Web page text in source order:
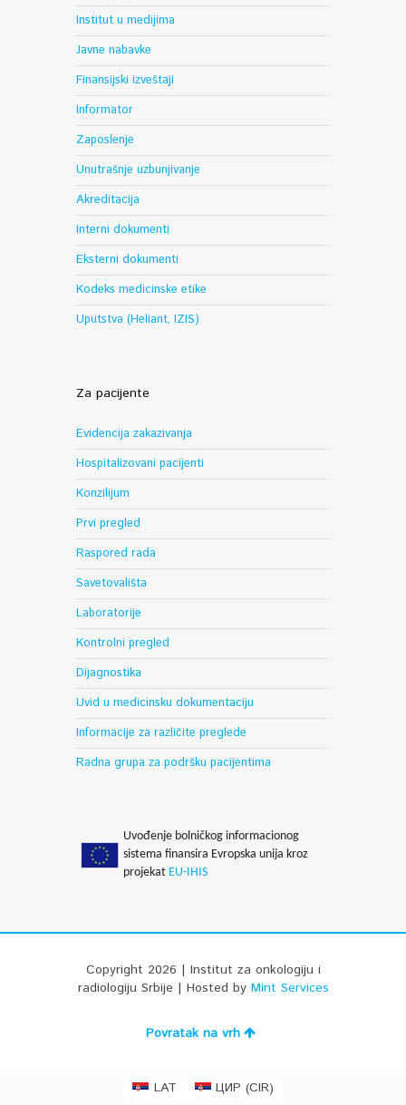
Institut u medijima
Javne nabavke
Finansijski izveštaji
Informator
Zaposlenje
Unutrašnje uzbunjivanje
Akreditacija
Interni dokumenti
Eksterni dokumenti
Kodeks medicinske etike
Uputstva (Heliant, IZIS)
Za pacijente
Evidencija zakazivanja
Hospitalizovani pacijenti
Konzilijum
Prvi pregled
Raspored rada
Savetovališta
Laboratorije
Kontrolni pregled
Dijagnostika
Uvid u medicinsku dokumentaciju
Informacije za različite preglede
Radna grupa za podršku pacijentima
Uvođenje bolničkog informacionog
sistema finansira Evropska unija kroz
projekat EU-IHIS
Copyright 2026 | Institut za onkologiju i
radiologiju Srbije | Hosted by Mint Services
Povratak na vrh
LAT ЦИР (CIR)